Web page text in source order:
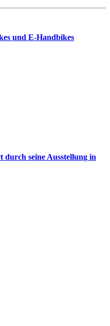
und E-Handbikes
seine Ausstellung in